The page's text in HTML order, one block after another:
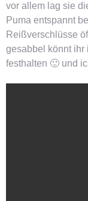
vor allem lag sie
Puma entspannt
Reißverschlüsse
gesabbel könnt ihr
festhalten 🙂 und